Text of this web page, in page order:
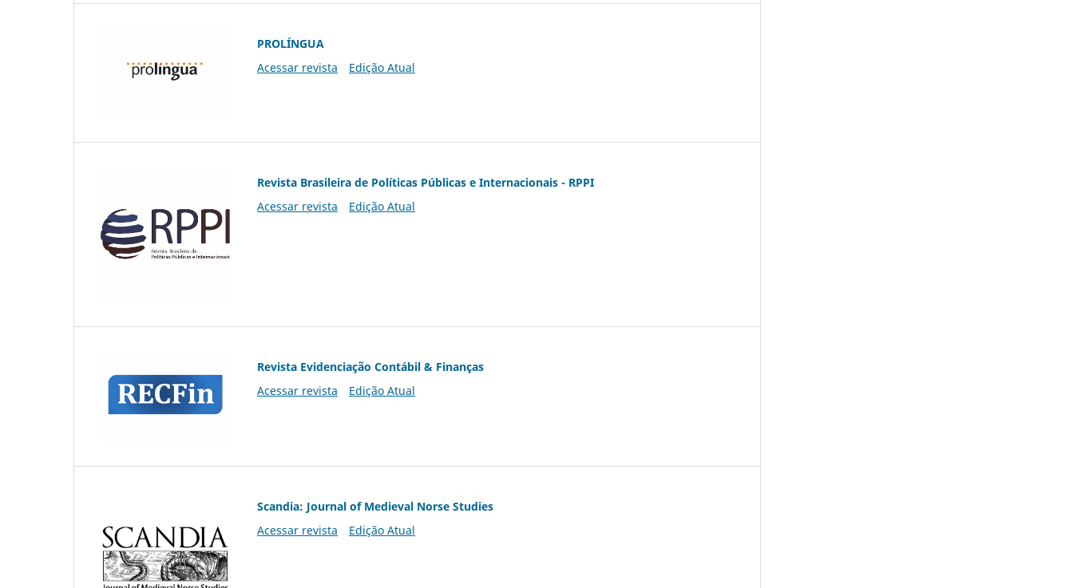
PROLÍNGUA
Acessar revista
Edição Atual
Revista Brasileira de Políticas Públicas e Internacionais - RPPI
Acessar revista
Edição Atual
Revista Evidenciação Contábil & Finanças
Acessar revista
Edição Atual
Scandia: Journal of Medieval Norse Studies
Acessar revista
Edição Atual